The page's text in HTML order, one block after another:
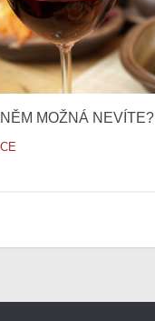
MOŽNÁ NEVÍTE?